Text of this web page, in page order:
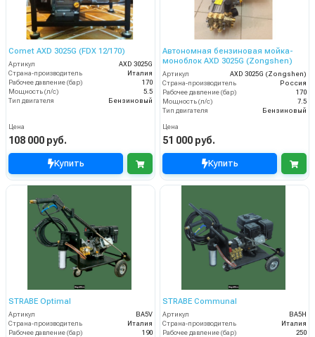
Comet AXD 3025G (FDX 12/170)
Артикул
AXD 3025G
Страна-производитель
Италия
Рабочее давление (бар)
170
Мощность (л/с)
5.5
Тип двигателя
Бензиновый
Цена
108 000 руб.
Купить
Автономная бензиновая мойка-
моноблок AXD 3025G (Zongshen)
Артикул
AXD 3025G (Zongshen)
Страна-производитель
Россия
Рабочее давление (бар)
170
Мощность (л/с)
7.5
Тип двигателя
Бензиновый
Цена
51 000 руб.
Купить
STRABE Optimal
Артикул
BA5V
Страна-производитель
Италия
Рабочее давление (бар)
190
STRABE Communal
Артикул
BA5H
Страна-производитель
Италия
Рабочее давление (бар)
250